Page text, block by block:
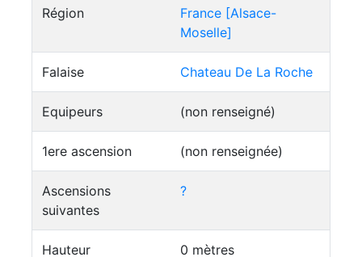
Région
France [Alsace-
Moselle]
Falaise Chateau De La Roche
Equipeurs (non renseigné)
1ere ascension (non renseignée)
Ascensions
suivantes
?
Hauteur 0 mètres